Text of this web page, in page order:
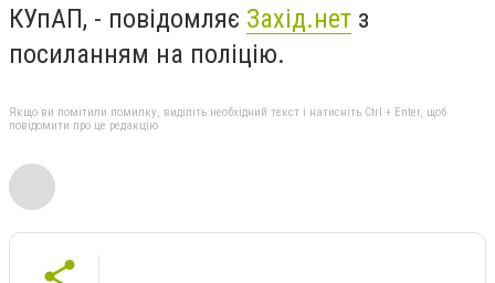
КУпАП, - повідомляє Захід.нет з
посиланням на поліцію.
Якщо ви помітили помилку, виділіть необхідний текст і натисніть Ctrl + Enter, щоб
повідомити про це редакцію